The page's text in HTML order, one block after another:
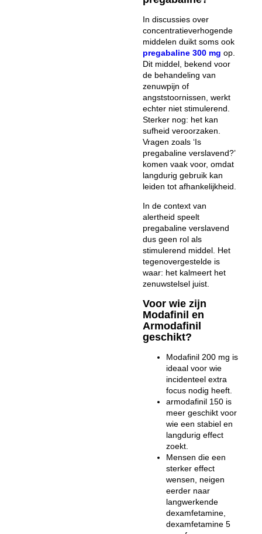
In discussies over
concentratieverhogende
middelen duikt soms ook
pregabaline 300 mg op.
Dit middel, bekend voor
de behandeling van
zenuwpijn of
angststoornissen, werkt
echter niet stimulerend.
Sterker nog: het kan
sufheid veroorzaken.
Vragen zoals ‘Is
pregabaline verslavend?’
komen vaak voor, omdat
langdurig gebruik kan
leiden tot afhankelijkheid.
In de context van
alertheid speelt
pregabaline verslavend
dus geen rol als
stimulerend middel. Het
tegenovergestelde is
waar: het kalmeert het
zenuwstelsel juist.
Voor wie zijn
Modafinil en
Armodafinil
geschikt?
Modafinil 200 mg is
ideaal voor wie
incidenteel extra
focus nodig heeft.
armodafinil 150 is
meer geschikt voor
wie een stabiel en
langdurig effect
zoekt.
Mensen die een
sterker effect
wensen, neigen
eerder naar
langwerkende
dexamfetamine,
dexamfetamine 5